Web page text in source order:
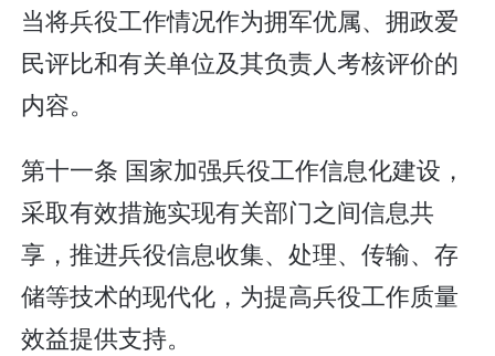
当将兵役工作情况作为拥军优属、拥政爱
民评比和有关单位及其负责人考核评价的
内容。
第十一条 国家加强兵役工作信息化建设，
采取有效措施实现有关部门之间信息共
享，推进兵役信息收集、处理、传输、存
储等技术的现代化，为提高兵役工作质量
效益提供支持。